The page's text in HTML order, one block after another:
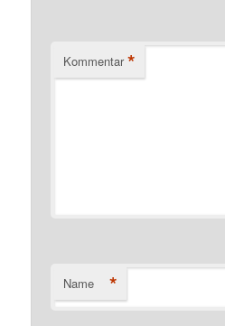
Kommentar *
Name *